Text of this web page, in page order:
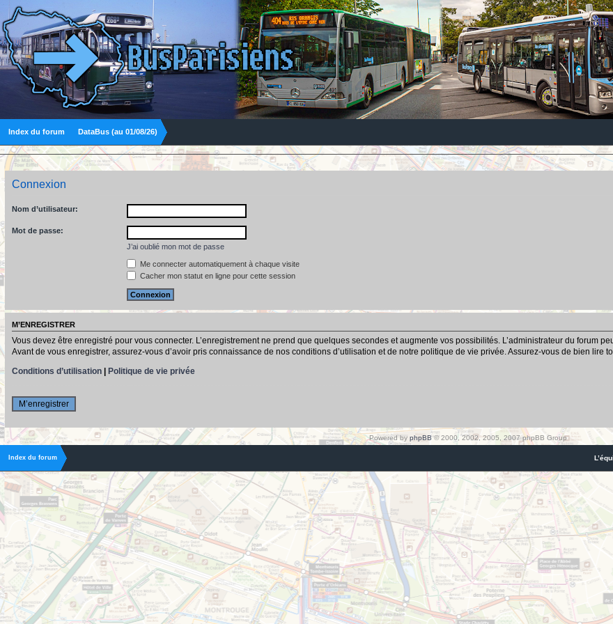
Index du forum DataBus (au 01/08/26)
Connexion
Nom d’utilisateur:
Mot de passe:
J’ai oublié mon mot de passe
Me connecter automatiquement à chaque visite
Cacher mon statut en ligne pour cette session
M’ENREGISTRER
Vous devez être enregistré pour vous connecter. L’enregistrement ne prend que quelques secondes et augmente vos possibilités. L’administrateur du forum
Avant de vous enregistrer, assurez-vous d’avoir pris connaissance de nos conditions d’utilisation et de notre politique de vie privée. Assurez-vous de bien lire
Conditions d’utilisation
Politique de vie privée
M’enregistrer
Powered by phpBB© 2000, 2002, 2005, 2007 phpBB Group
Index du forum